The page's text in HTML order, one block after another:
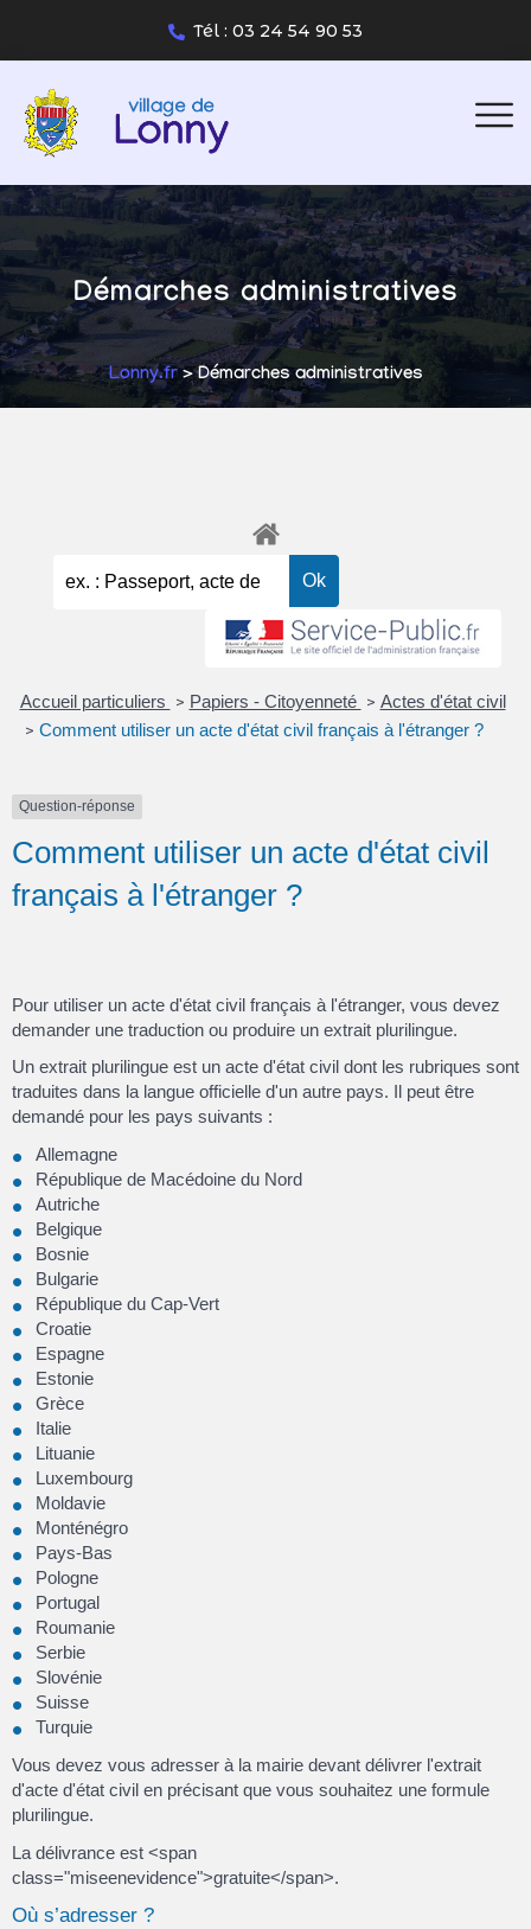
Tél : 03 24 54 90 53
Démarches administratives
Lonny.fr> Démarches administratives
Accueil particuliers > Papiers - Citoyenneté > Actes d'état civil
> Comment utiliser un acte d'état civil français à l'étranger ?
Question-réponse
Comment utiliser un acte d'état civil
français à l'étranger ?
Pour utiliser un acte d'état civil français à l'étranger, vous devez
demander une traduction ou produire un extrait plurilingue.
Un extrait plurilingue est un acte d'état civil dont les rubriques sont
traduites dans la langue officielle d'un autre pays. Il peut être
demandé pour les pays suivants :
Allemagne
République de Macédoine du Nord
Autriche
Belgique
Bosnie
Bulgarie
République du Cap-Vert
Croatie
Espagne
Estonie
Grèce
Italie
Lituanie
Luxembourg
Moldavie
Monténégro
Pays-Bas
Pologne
Portugal
Roumanie
Serbie
Slovénie
Suisse
Turquie
Vous devez vous adresser à la mairie devant délivrer l'extrait
d'acte d'état civil en précisant que vous souhaitez une formule
plurilingue.
La délivrance est <span
class="miseenevidence">gratuite</span>.
Où s’adresser ?